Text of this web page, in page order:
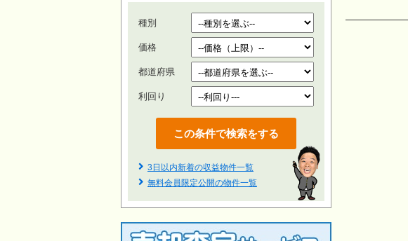
種別
価格
都道府県
利回り
3日以内新着の収益物件一覧
無料会員限定公開の物件一覧